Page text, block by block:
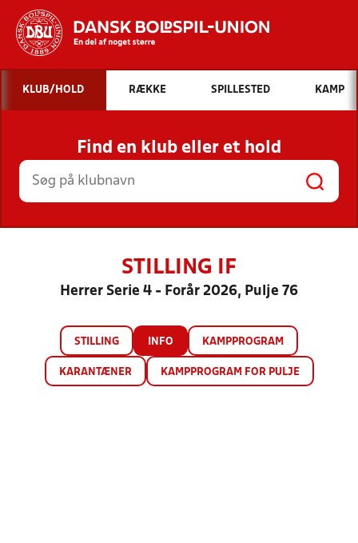
Hvad vil du søge efter?
INDHOLD OG NYHEDER
STILLINGER, RESULTATER, KLUBBER OG
HOLD
KLUB/HOLD RÆKKE SPILLESTED KAMP
Find en klub eller et hold
STILLING IF
Herrer Serie 4 - Forår 2026, Pulje 76
STILLING INFO KAMPPROGRAM
KARANTÆNER KAMPPROGRAM FOR PULJE